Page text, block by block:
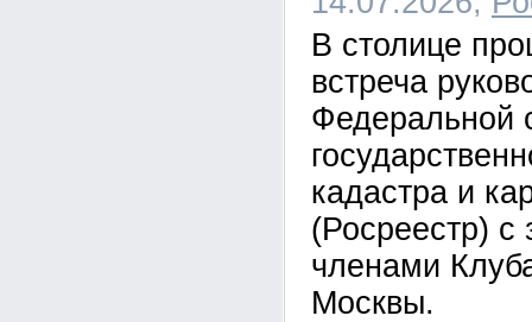
В столице
встреча
Федеральной
кадастра и
(Росреестр) с
членами
Москвы.